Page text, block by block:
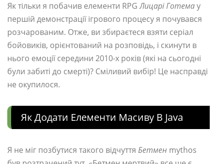
Як тільки я побачив елементи RPGЛицарі Готемау
першій демонстрації ігрового процесу я почувався
розчарованим. Отже, ви збираєтеся взяти серіал
бойовиків, орієнтований на розповідь, і скинути в
нього емоції середини 2010-х років (які на сьогодні
були забиті до смерті)? Сміливий вибір! Це насправді
не окупилося.
Як Додати Елементи Масиву В Java
Я не міг позбутися такого відчуття Бетмен mythos